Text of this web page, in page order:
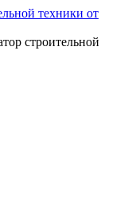
строительной